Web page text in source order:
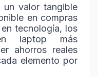
un valor tangible
en compras
tecnología, los
laptop más
ahorros reales
elemento por